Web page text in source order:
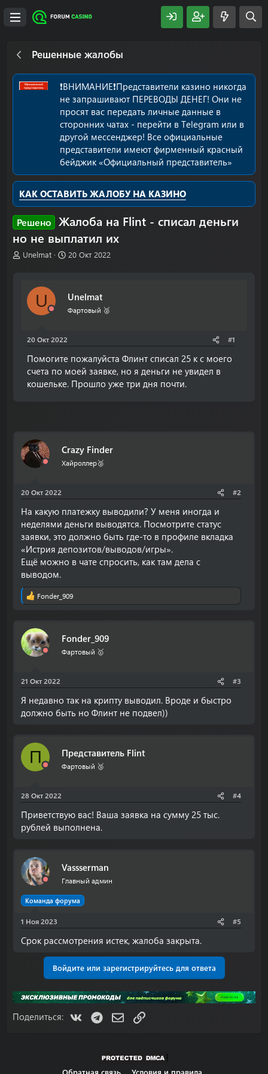
Решенные жалобы
❗️ВНИМАНИЕ❗️Представители казино никогда
не запрашивают ПЕРЕВОДЫ ДЕНЕГ! Они не
просят вас передать личные данные в
сторонних чатах - перейти в Telegram или в
другой мессенджер! Все официальные
представители имеют фирменный красный
бейджик «Официальный представитель»
КАК ОСТАВИТЬ ЖАЛОБУ НА КАЗИНО
Решено
Жалоба на Flint - списал деньги
но не выплатил их
А
ы
Unelmat
Д
н
а
20 Окт 2022
U Unelmat
Фартовый 🥈
20 Окт 2022 #1
Помогите пожалуйста Флинт списал 25 к с моего
счета по моей заявке, но я деньги не увидел в
кошельке. Прошло уже три дня почти.
Crazy Finder
Хайроллер🥈
20 Окт 2022 #2
На какую платежку выводили? У меня иногда и
неделями деньги выводятся. Посмотрите статус
заявки, это должно быть где-то в профиле вкладка
«Истрия депозитов/выводов/игры».
Ещё можно в чате спросить, как там дела с
выводом.
Р
к
ц
и
и
Fonder_909
Fonder_909
Фартовый 🥇
21 Окт 2022 #3
Я недавно так на крипту выводил. Вроде и быстро
должно быть но Флинт не подвел))
П Представитель Flint
Фартовый 🥉
28 Окт 2022 #4
Приветствую вас! Ваша заявка на сумму 25 тыс.
рублей выполнена.
Vassserman
Главный админ
Команда форума
1 Ноя 2023 #5
Срок рассмотрения истек, жалоба закрыта.
Войдите или зарегистрируйтесь для ответа
Поделиться: VK TelegramЭлектронная почта
Ссылка
Обратная связь Условия и правила